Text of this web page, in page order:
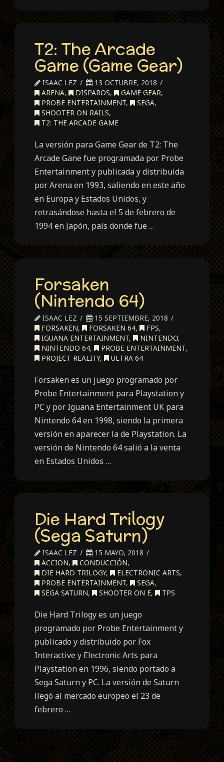
T2: The Arcade
Game (Game Gear)
ISAAC LEZ
13 OCTUBRE, 2018
ARENA, DISPAROS, GAME GEAR,
PROBE ENTERTAINMENT, SEGA,
SHOOTER ON RAILS,
T2: THE ARCADE GAME
La versión para Game Gear de T2: The
Arcade Gane fue programada por Probe
Entertainment y publicada y distribuida
por Arena en 1993, saliendo en este año
en Europa y Estados Unidos, y
retrasándose hasta el 5 de febrero de
1994 en Japón, país donde fue …
Forsaken
(Nintendo 64)
ISAAC LEZ
15 SEPTIEMBRE, 2018
FORSAKEN, FORSAKEN 64, FPS,
IGUANA ENTERTAINMENT, NINTENDO,
NINTENDO 64, PROBE ENTERTAINMENT,
PROJECT REALITY, ULTRA 64
Forsaken es un juego programado por
Probe Entertainment para Playstation y
PC y por Iguana Entertainment UK para
Nintendo 64 en 1998, siendo la primera
versión en aparecer la de Playstation. La
versión de Nintendo 64 salió a la venta
en Estados Unidos …
Die Hard Trilogy
(Sega Saturn)
ISAAC LEZ
15 MAYO, 2018
ACCION, CONDUCCIÓN,
DIE HARD TRILOGY, ELECTRONIC ARTS,
PROBE ENTERTAINMENT, SEGA,
SEGA SATURN, SHOOTER ON E, TPS
Die Hard Trilogy es un juego
programado por Probe Entertainment y
publicado y distribuido por Fox
Interactive y Electronic Arts para
Playstation en 1996, siendo portado a
Sega Saturn y PC. La versión de Saturn
llegó al mercado europeo el 23 de
febrero …